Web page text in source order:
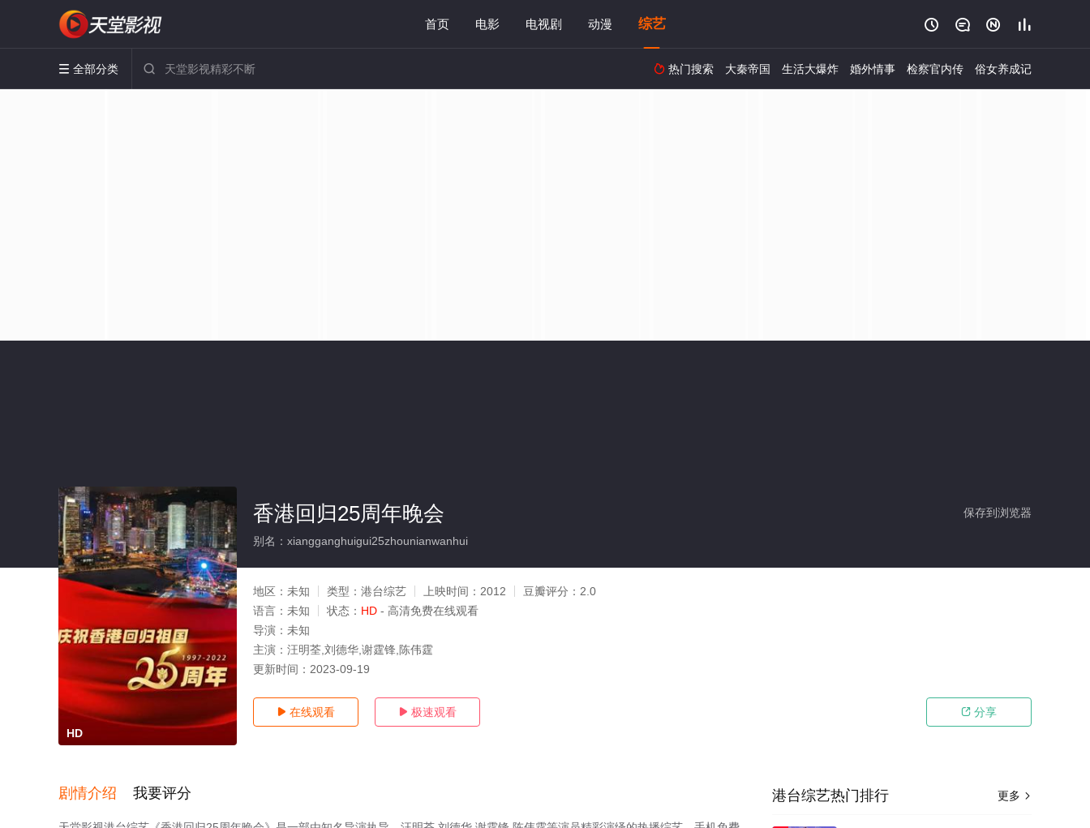
首页 电影 电视剧 动漫 综艺    
 全部分类   热门搜索 大秦帝国 生活大爆炸 婚外情事 检察官内传 俗女养成记
HD
保存到浏览器
香港回归25周年晚会
别名：xiangganghuigui25zhounianwanhui
地区： 未知 类型： 港台综艺 上映时间： 2012 豆瓣评分： 2.0
语言： 未知 状态： HD - 高清免费在线观看
导演： 未知
主演： 汪明荃,刘德华,谢霆锋,陈伟霆
更新时间： 2023-09-19
 在线观看  极速观看  分享
剧情介绍 我要评分 更多 
港台综艺热门排行